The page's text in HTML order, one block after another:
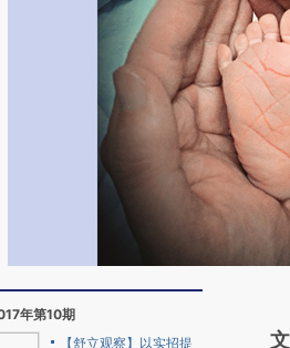
年第10期
【舒立观察】以实招提